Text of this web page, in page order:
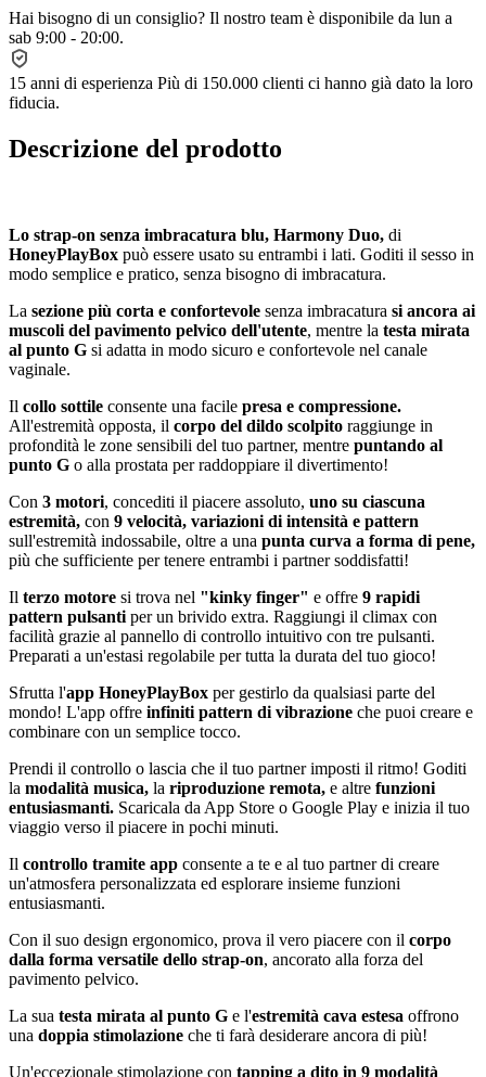
Hai bisogno di un consiglio? Il nostro team è disponibile da lun a
sab 9:00 - 20:00.
15 anni di esperienza Più di 150.000 clienti ci hanno già dato la loro
fiducia.
Descrizione del prodotto
Lo strap-on senza imbracatura blu, Harmony Duo, di
HoneyPlayBox può essere usato su entrambi i lati. Goditi il sesso in
modo semplice e pratico, senza bisogno di imbracatura.
La sezione più corta e confortevole senza imbracatura si ancora ai
muscoli del pavimento pelvico dell'utente, mentre la testa mirata
al punto G si adatta in modo sicuro e confortevole nel canale
vaginale.
Il collo sottile consente una facile presa e compressione.
All'estremità opposta, il corpo del dildo scolpito raggiunge in
profondità le zone sensibili del tuo partner, mentre puntando al
punto G o alla prostata per raddoppiare il divertimento!
Con 3 motori, concediti il piacere assoluto, uno su ciascuna
estremità, con 9 velocità, variazioni di intensità e pattern
sull'estremità indossabile, oltre a una punta curva a forma di pene,
più che sufficiente per tenere entrambi i partner soddisfatti!
Il terzo motore si trova nel "kinky finger" e offre 9 rapidi
pattern pulsanti per un brivido extra. Raggiungi il climax con
facilità grazie al pannello di controllo intuitivo con tre pulsanti.
Preparati a un'estasi regolabile per tutta la durata del tuo gioco!
Sfrutta l'app HoneyPlayBox per gestirlo da qualsiasi parte del
mondo! L'app offre infiniti pattern di vibrazione che puoi creare e
combinare con un semplice tocco.
Prendi il controllo o lascia che il tuo partner imposti il ritmo! Goditi
la modalità musica, la riproduzione remota, e altre funzioni
entusiasmanti. Scaricala da App Store o Google Play e inizia il tuo
viaggio verso il piacere in pochi minuti.
Il controllo tramite app consente a te e al tuo partner di creare
un'atmosfera personalizzata ed esplorare insieme funzioni
entusiasmanti.
Con il suo design ergonomico, prova il vero piacere con il corpo
dalla forma versatile dello strap-on, ancorato alla forza del
pavimento pelvico.
La sua testa mirata al punto G e l'estremità cava estesa offrono
una doppia stimolazione che ti farà desiderare ancora di più!
Un'eccezionale stimolazione con tapping a dito in 9 modalità